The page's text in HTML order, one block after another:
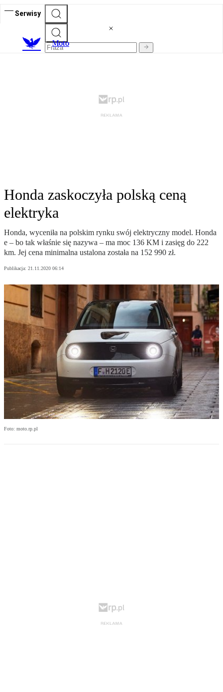
Serwisy
Moto
Honda zaskoczyła polską ceną
elektryka
Honda, wyceniła na polskim rynku swój elektryczny model. Honda
e – bo tak właśnie się nazywa – ma moc 136 KM i zasięg do 222
km. Jej cena minimalna ustalona została na 152 990 zł.
Publikacja: 21.11.2020 06:14
Foto: moto.rp.pl